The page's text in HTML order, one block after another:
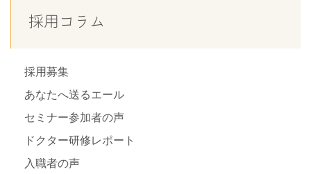
採用コラム
採用募集
あなたへ送るエール
セミナー参加者の声
ドクター研修レポート
入職者の声